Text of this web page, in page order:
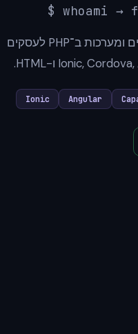
$ whoami →
מעל 20 שנות ניסיון בפיתוח אפליקציות מובייל, אתרים ומערכות ב־PHP לעסקים
Ionic Angular